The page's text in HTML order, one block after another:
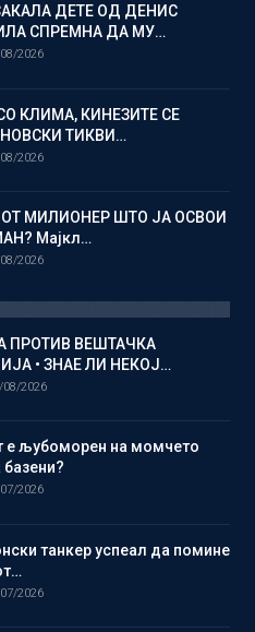
ДЕТЕ ОД ДЕНИС
СПРЕМНА ДА МУ…
2026
КЛИМА, КИНЕЗИТЕ СЕ
ТИКВИ…
2026
МИЛИОНЕР ШТО ЈА ОСВОИ
Мајкл…
2026
ПРОТИВ ВЕШТАЧКА
• ЗНАЕ ЛИ НЕКОЈ…
08/2026
љубоморен на момчето
2026
танкер успеал да помине
2026